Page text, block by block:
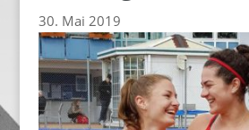
30. Mai 2019